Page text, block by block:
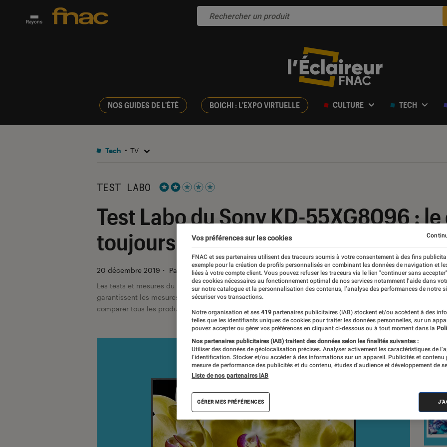
Rayons
NOS GUIDES DE L'ÉTÉ BOICHI : L'EXPO VIRTUELLE CULTURE TECH
Tech TV
TEST LABO
Test Labo du Sony KD-55XG8096 :
toujours à la peine
20 décembre 2019 ・ Par
Pierre Blanc, Mathieu Freitas
Les tests et mesures du Labo Fnac sont réalisés en toute indépendance du commerce ou des fabricants
garantissent les mesures grâce à leur expertise, et aux équipements de mesures les plus précis. Pour en
comparer tous les produits, visitez notre
comparateur
Vos préférences sur les cookies
FNAC et ses partenaires utilisent des traceurs soumis à votre consentement à des fins
exemple pour la création de profils personnalisés en combinant les données de navigation et
liées à votre compte client. Vous pouvez refuser les traceurs via le lien "continuer sans
des cookies nécessaires au fonctionnement optimal de nos services notamment l’aide dans
sur notre catalogue et la personnalisation des contenus, l’analyse des performances de notre
sécuriser vos transactions.
Notre organisation et ses 419 partenaires publicitaires (IAB) stockent et/ou accèdent à des
telles que les identifiants uniques de cookies pour traiter les données personnelles, sur un
pouvez accepter ou gérer vos préférences en cliquant ci-dessous ou à tout moment dans la
Nos partenaires publicitaires (IAB) traitent des données selon les finalités suivantes :
Utiliser des données de géolocalisation précises. Analyser activement les caractéristiques de
l’identification. Stocker et/ou accéder à des informations sur un appareil. Publicités et contenu
mesure de performance des publicités et du contenu, études d’audience et développement de
Liste de nos partenaires IAB
GÉRER MES PRÉFÉRENCES